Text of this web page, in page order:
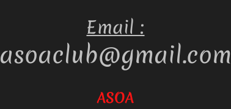
Email :
asoaclub@gmail.com
ASOA